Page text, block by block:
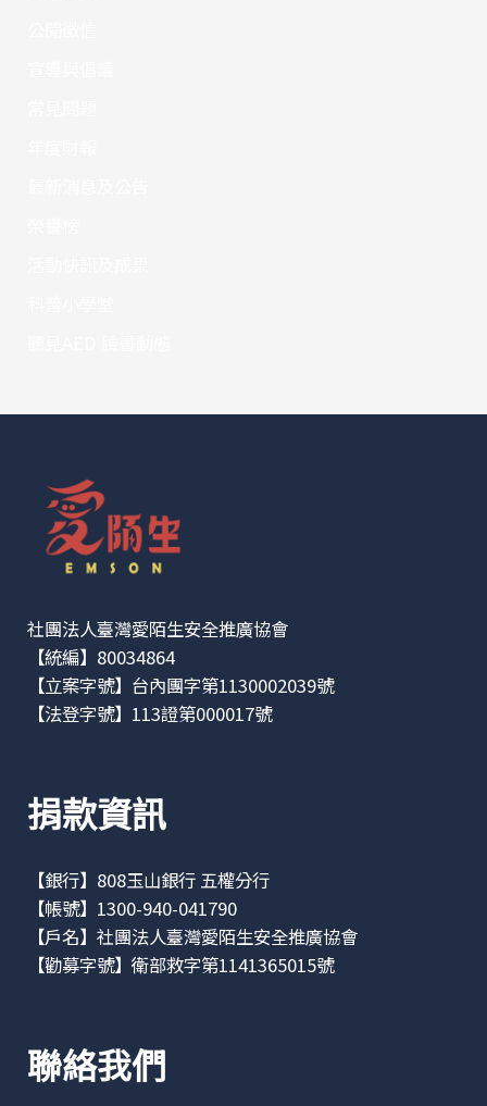
社團法人臺灣愛陌生安全推廣協會
【統編】80034864
【立案字號】台內團字第1130002039號
【法登字號】113證第000017號
捐款資訊
【銀行】808玉山銀行 五權分行
【帳號】1300-940-041790
【戶名】社團法人臺灣愛陌生安全推廣協會
【勸募字號】衛部救字第1141365015號
聯絡我們